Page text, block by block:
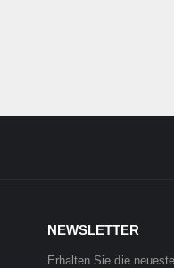
NEWSLETTER
Erhalten Sie die